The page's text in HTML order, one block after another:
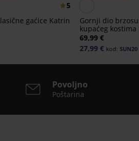
5
gaćice Katrin
Gornji dio
kupaćeg kostima
Flowerkiss
69,99 €
27,99 € kod: SUN20
Povoljno
Poštarina